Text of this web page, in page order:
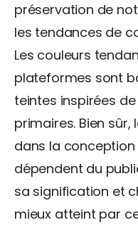
préservation de
les tendances de
Les couleurs
plateformes sont
teintes inspirées
primaires. Bien
dans la
dépendent du
sa signification et
mieux atteint par